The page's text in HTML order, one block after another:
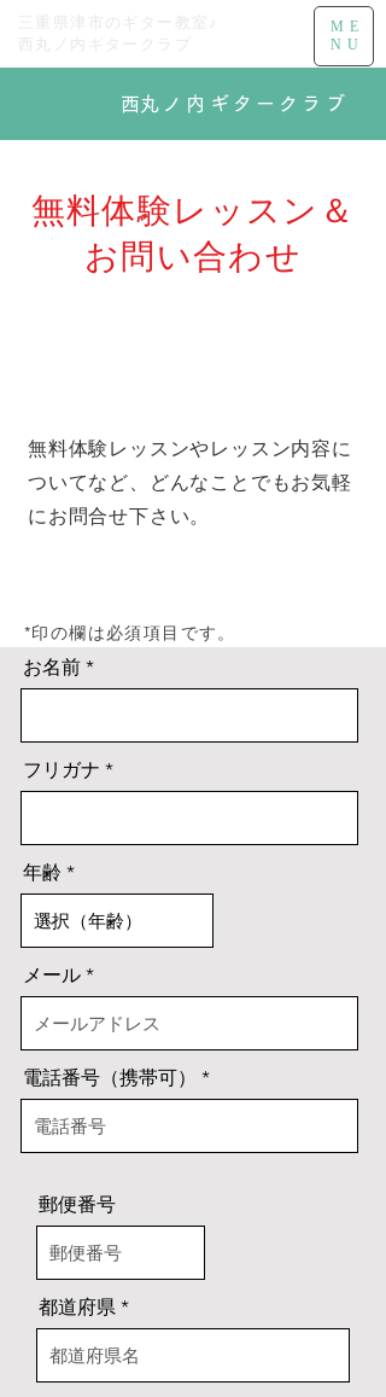
三重県津市の
ギター教室♪
西丸ノ内ギタークラブ
ME
NU
​西丸ノ内 ギタークラブ
無料体験レッスン＆
お問い合わせ
無料体験レッスンやレッスン内容に
ついてなど、
どんなことでもお気軽
にお問合せ下さい。
​*印の欄は必須項目です。
お名前
フリガナ
年齢
メール
電話番号（携帯可）
郵便番号
都道府県